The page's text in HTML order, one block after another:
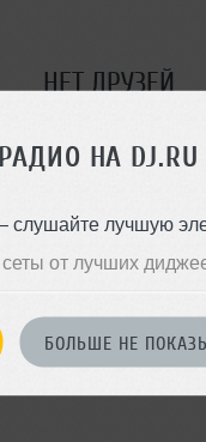
РАДИО НА DJ.RU
лучшую
от лучших
БОЛЬШЕ НЕ
НЕТ ДРУЗЕЙ